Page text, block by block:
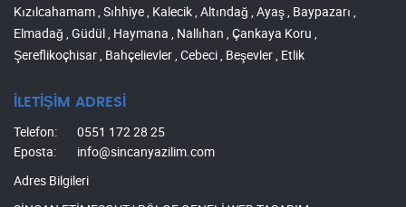
Kızılcahamam , Sıhhiye , Kalecik , Altındağ , Ayaş , Baypazarı ,
Elmadağ , Güdül , Haymana , Nallıhan , Çankaya Koru ,
Şereflikoçhisar , Bahçelievler , Cebeci , Beşevler , Etlik
İLETİŞİM ADRESİ
Telefon:
0551 172 28 25
Eposta:
info@sincanyazilim.com
Adres Bilgileri